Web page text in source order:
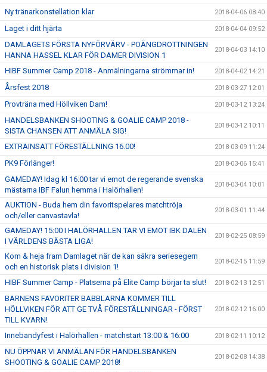
Ny tränarkonstellation klar 2018-04-06 08:40
Laget i ditt hjärta 2018-04-04 09:52
DAMLAGETS FÖRSTA NYFÖRVÄRV - POÄNGDROTTNINGEN
HANNA HASSEL KLAR FÖR DAMER DIVISION 1
2018-04-03 14:10
HIBF Summer Camp 2018 - Anmälningarna strömmar in! 2018-04-02 14:21
Årsfest 2018 2018-03-27 12:01
Provträna med Höllviken Dam! 2018-03-12 13:24
HANDELSBANKEN SHOOTING & GOALIE CAMP 2018 -
SISTA CHANSEN ATT ANMÄLA SIG!
2018-03-12 10:11
EXTRAINSATT FÖRESTÄLLNING 16.00! 2018-03-09 11:24
PK9 Förlänger! 2018-03-06 15:41
GAMEDAY! Idag kl 16:00 tar vi emot de regerande svenska
mästarna IBF Falun hemma i Halörhallen!
2018-03-04 10:01
AUKTION - Buda hem din favoritspelares matchtröja
och/eller canvastavla!
2018-03-01 11:44
GAMEDAY! 15:00 I HALÖRHALLEN TAR VI EMOT IBK DALEN
I VÄRLDENS BÄSTA LIGA!
2018-02-25 08:59
Kom & heja fram Damlaget när de kan säkra seriesegern
och en historisk plats i division 1!
2018-02-15 11:59
HIBF Summer Camp - Platserna på Elite Camp börjar ta slut! 2018-02-13 12:51
BARNENS FAVORITER BABBLARNA KOMMER TILL
HÖLLVIKEN FÖR ATT GE TVÅ FÖRESTÄLLNINGAR - FÖRST
TILL KVARN!
2018-02-12 16:00
Innebandyfest i Halörhallen - matchstart 13:00 & 16:00 2018-02-11 10:12
NU ÖPPNAR VI ANMÄLAN FÖR HANDELSBANKEN
SHOOTING & GOALIE CAMP 2018!
2018-02-08 14:38